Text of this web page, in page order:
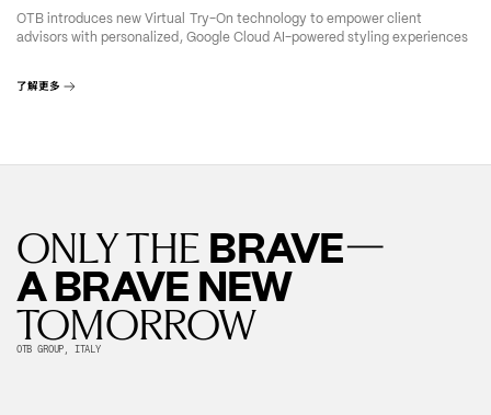
OTB introduces new Virtual Try-On technology to empower client
advisors with personalized, Google Cloud AI-powered styling experiences
了解更多
ONLY THE BRAVE—
A BRAVE NEW
TOMORROW
OTB GROUP, ITALY